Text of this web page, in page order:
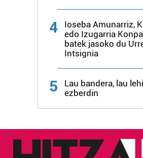
4
Ioseba Amunarriz,
edo Izugarria
batek jasoko du
Intsignia
5
Lau bandera, lau
ezberdin